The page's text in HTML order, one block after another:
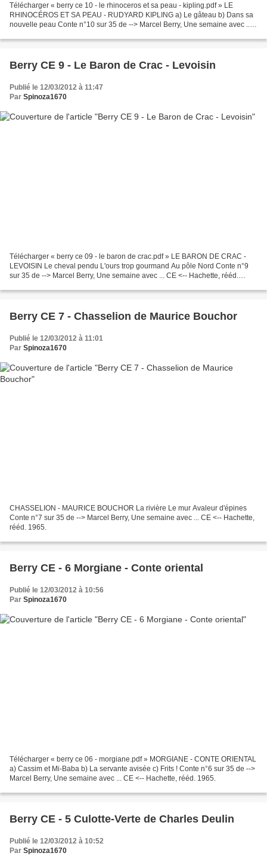
Télécharger « berry ce 10 - le rhinoceros et sa peau - kipling.pdf » LE
RHINOCÉROS ET SA PEAU - RUDYARD KIPLING a) Le gâteau b) Dans sa
nouvelle peau Conte n°10 sur 35 de --> Marcel Berry, Une semaine avec ...
Berry CE 9 - Le Baron de Crac - Levoisin
Publié le 12/03/2012 à 11:47
Par Spinoza1670
Télécharger « berry ce 09 - le baron de crac.pdf » LE BARON DE CRAC -
LEVOISIN Le cheval pendu L'ours trop gourmand Au pôle Nord Conte n°9
sur 35 de --> Marcel Berry, Une semaine avec ... CE <-- Hachette, rééd.
Berry CE 7 - Chasselion de Maurice Bouchor
Publié le 12/03/2012 à 11:01
Par Spinoza1670
CHASSELION - MAURICE BOUCHOR La rivière Le mur Avaleur d'épines
Conte n°7 sur 35 de --> Marcel Berry, Une semaine avec ... CE <-- Hachette,
rééd. 1965.
Berry CE - 6 Morgiane - Conte oriental
Publié le 12/03/2012 à 10:56
Par Spinoza1670
Télécharger « berry ce 06 - morgiane.pdf » MORGIANE - CONTE ORIENTAL
a) Cassim et Mi-Baba b) La servante avisée c) Frits ! Conte n°6 sur 35 de -->
Marcel Berry, Une semaine avec ... CE <-- Hachette, rééd. 1965.
Berry CE - 5 Culotte-Verte de Charles Deulin
Publié le 12/03/2012 à 10:52
Par Spinoza1670